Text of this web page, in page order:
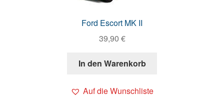
Ford Escort MK II
39,90 €
In den Warenkorb
Auf die Wunschliste